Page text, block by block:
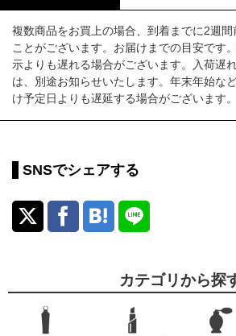
複数商品をお買上の場合、到着までに2週間
ことがございます。お届けまでの目安です
示よりも遅れる場合がございます。入荷遅
は、別途お知らせいたします。年末年始な
け予定日よりも遅延する場合がございます。
SNSでシェアする
カテゴリから探